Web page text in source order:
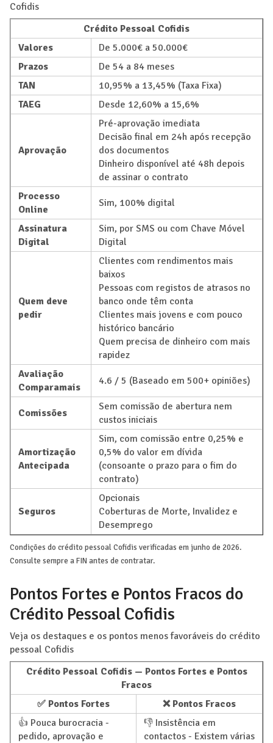
Cofidis
Crédito Pessoal Cofidis
Valores
De 5.000€ a 50.000€
Prazos
De 54 a 84 meses
TAN
10,95% a 13,45% (Taxa Fixa)
TAEG
Desde 12,60% a 15,6%
Aprovação
Pré-aprovação imediata
Decisão final em 24h após recepção
dos documentos
Dinheiro disponível até 48h depois
de assinar o contrato
Processo
Online
Sim, 100% digital
Assinatura
Digital
Sim, por SMS ou com Chave Móvel
Digital
Quem deve
pedir
Clientes com rendimentos mais
baixos
Pessoas com registos de atrasos no
banco onde têm conta
Clientes mais jovens e com pouco
histórico bancário
Quem precisa de dinheiro com mais
rapidez
Avaliação
Comparamais
4.6 / 5 (Baseado em 500+ opiniões)
Comissões
Sem comissão de abertura nem
custos iniciais
Amortização
Antecipada
Sim, com comissão entre 0,25% e
0,5% do valor em dívida
(consoante o prazo para o fim do
contrato)
Seguros
Opcionais
Coberturas de Morte, Invalidez e
Desemprego
Condições do crédito pessoal Cofidis verificadas em junho de 2026.
Consulte sempre a FIN antes de contratar.
Pontos Fortes e Pontos Fracos do
Crédito Pessoal Cofidis
Veja os destaques e os pontos menos favoráveis do crédito
pessoal Cofidis
Crédito Pessoal Cofidis — Pontos Fortes e Pontos
Fracos
✅ Pontos Fortes
❌ Pontos Fracos
👍 Pouca burocracia -
pedido, aprovação e
👎 Insistência em
contactos - Existem várias